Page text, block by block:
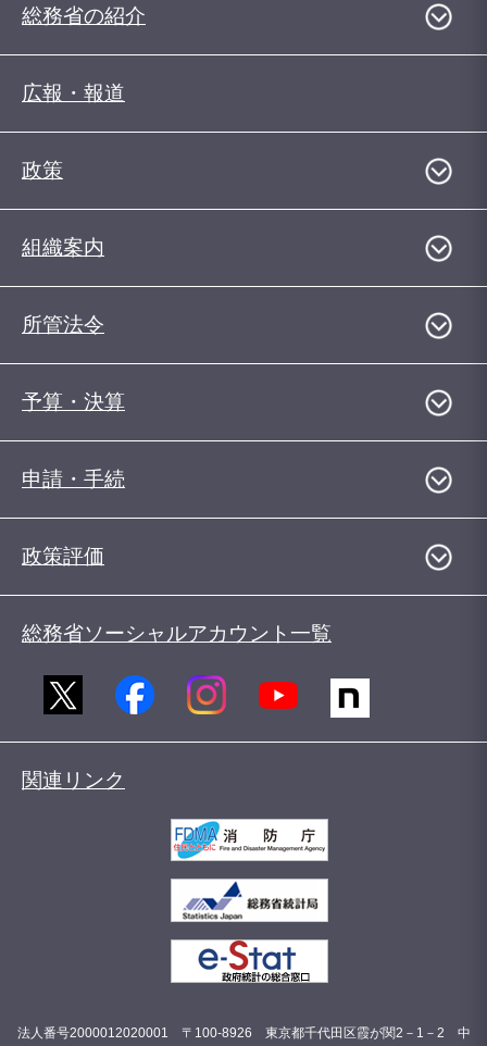
総務省の紹介
広報・報道
政策
組織案内
所管法令
予算・決算
申請・手続
政策評価
総務省ソーシャルアカウント一覧
関連リンク
法人番号2000012020001 〒100-8926 東京都千代田区霞が関2－1－2 中